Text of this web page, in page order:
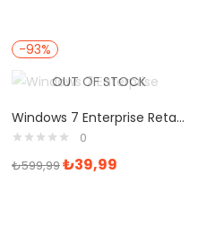
-93%
OUT OF STOCK
Windows 7 Enterprise Retail Dijital Lisans Anahtarı
0
₺599,99₺39,99